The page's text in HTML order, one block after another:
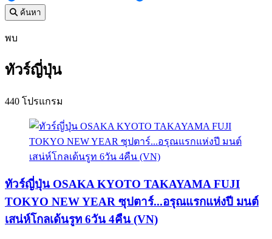
ค้นหา
พบ
ทัวร์ญี่ปุ่น
440 โปรแกรม
ทัวร์ญี่ปุ่น OSAKA KYOTO TAKAYAMA FUJI
TOKYO NEW YEAR ซุปตาร์...อรุณแรกแห่งปี มนต์
เสน่ห์โกลเด้นรูท 6วัน 4คืน (VN)